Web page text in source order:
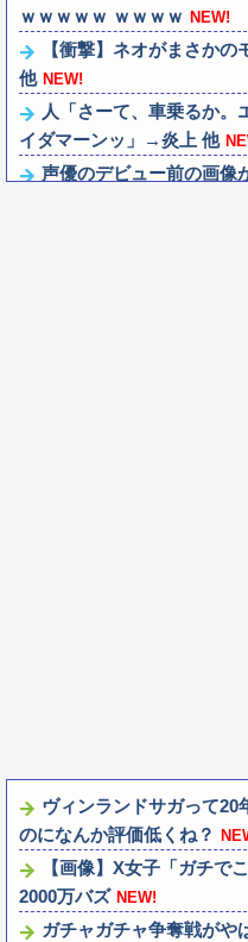
ｗｗｗｗｗ ｗｗｗｗ NEW!
【衝撃】ネオがまさか
他 NEW!
人「さーて、車乗るか。
イダマーンッ」→炎上 他
声優のデビュー前の画像
ヴィンランドサガって20
のになんか評価低くね？
【画像】X女子「ガチで
2000万バズ NEW!
ガチャガチャ争奪戦がや